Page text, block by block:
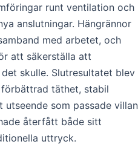
runt ventilation och
anslutningar. Hängrännor
med arbetet, och
att säkerställa att
skulle. Slutresultatet blev
täthet, stabil
som passade villan
återfått både sitt
uttryck.